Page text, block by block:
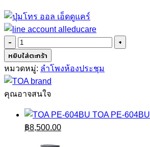
จำนวน
TOA
CS-
304
ชิ้น
หยิบใส่ตะกร้า
หมวดหมู่: ลำโพงห้องประชุม
คุณอาจสนใจ
TOA PE-604BU
Original
฿8,500.00Current